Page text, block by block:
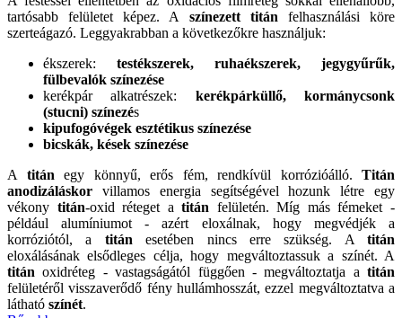
tartósabb felületet képez. A színezett titán felhasználási köre
szerteágazó. Leggyakrabban a következőkre használjuk:
ékszerek: testékszerek, ruhaékszerek, jegygyűrűk,
fülbevalók színezése
kerékpár alkatrészek: kerékpárküllő, kormánycsonk
(stucni) színezés
kipufogóvégek esztétikus színezése
bicskák, kések színezése
A titán egy könnyű, erős fém, rendkívül korrózióálló. Titán
anodizáláskor villamos energia segítségével hozunk létre egy
vékony titán-oxid réteget atitán felületén. Míg más fémeket -
például alumíniumot - azért eloxálnak, hogy megvédjék a
korróziótól, a titán esetében nincs erre szükség. A titán
eloxálásának elsődleges célja, hogy megváltoztassuk a színét. A
titán oxidréteg - vastagságától függően - megváltoztatja a titán
felületéről visszaverődő fény hullámhosszát, ezzel megváltoztatva a
látható színét.